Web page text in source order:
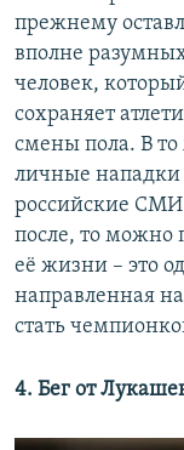
прежнему
вполне
человек,
сохраняет
смены пола. В
личные нападки
российские СМИ
после, то можно
её жизни – это
направленная
стать
4. Бег от